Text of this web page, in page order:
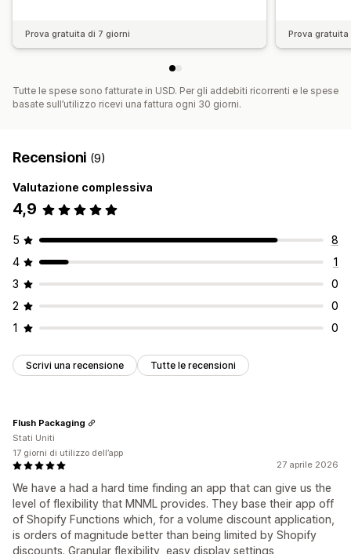
Prova gratuita di 7 giorni Prova
Tutte le spese sono fatturate in USD. Per gli addebiti ricorrenti e le spese
basate sull’utilizzo ricevi una fattura ogni 30 giorni.
Recensioni (9)
Valutazione complessiva
4,9
5
8
4
1
3
0
2
0
1
0
Scrivi una recensione Tutte le recensioni
27 aprile 2026
We have a had a hard time finding an app that can give us the
level of flexibility that MNML provides. They base their app off
of Shopify Functions which, for a volume discount application,
is orders of magnitude better than being limited by Shopify
discounts. Granular flexibility, easy display settings,
Flush Packaging
Stati Uniti
17 giorni di utilizzo dell’app